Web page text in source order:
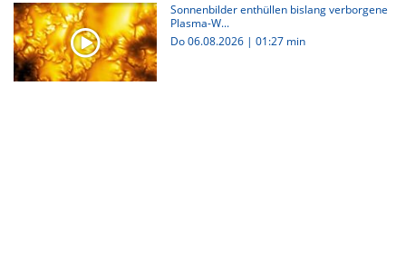
Sonnenbilder enthüllen bislang verborgene
Plasma-W...
Do 06.08.2026 | 01:27 min